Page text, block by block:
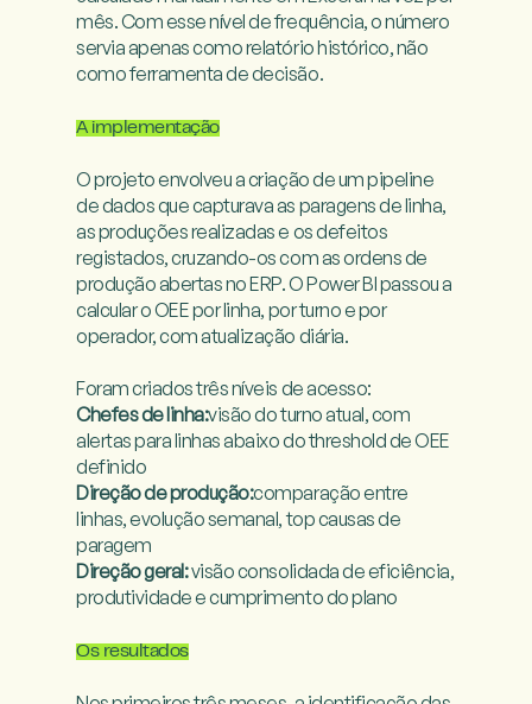
mês. Com esse nível de frequência, o número
servia apenas como relatório histórico, não
como ferramenta de decisão.
A implementação
O projeto envolveu a criação de um pipeline
de dados que capturava as paragens de linha,
as produções realizadas e os defeitos
registados, cruzando-os com as ordens de
produção abertas no ERP. O Power BI passou a
calcular o OEE por linha, por turno e por
operador, com atualização diária.
Chefes de linha:visão do turno atual, com
alertas para linhas abaixo do threshold de OEE
Direção de produção:comparação entre
linhas, evolução semanal, top causas de
Direção geral: visão consolidada de eficiência,
produtividade e cumprimento do plano
Os resultados